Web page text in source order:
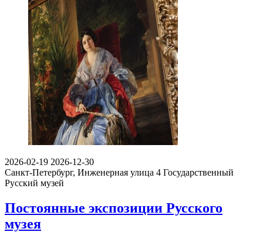
2026-02-19 2026-12-30
Санкт-Петербург, Инженерная улица 4 Государственный
Русский музей
Постоянные экспозиции Русского
музея